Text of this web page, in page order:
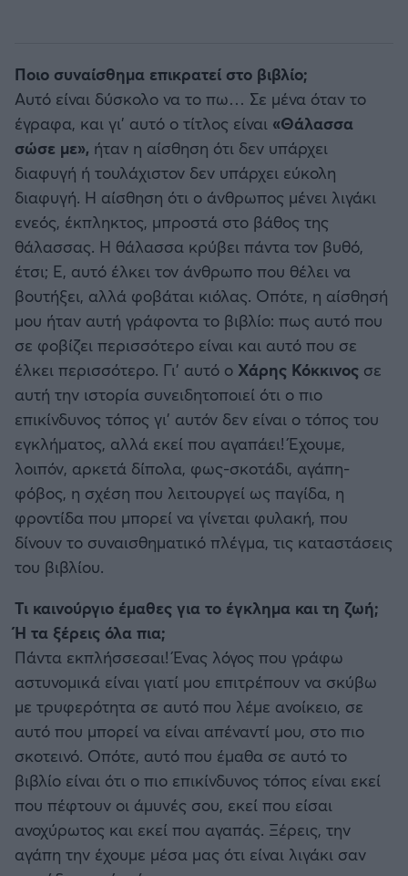
Ποιο συναίσθημα επικρατεί στο βιβλίο;
Αυτό είναι δύσκολο να το πω… Σε μένα όταν το
έγραφα, και γι’ αυτό ο τίτλος είναι «Θάλασσα
σώσε με», ήταν η αίσθηση ότι δεν υπάρχει
διαφυγή ή τουλάχιστον δεν υπάρχει εύκολη
διαφυγή. Η αίσθηση ότι ο άνθρωπος μένει λιγάκι
ενεός, έκπληκτος, μπροστά στο βάθος της
θάλασσας. Η θάλασσα κρύβει πάντα τον βυθό,
έτσι; Ε, αυτό έλκει τον άνθρωπο που θέλει να
βουτήξει, αλλά φοβάται κιόλας. Οπότε, η αίσθησή
μου ήταν αυτή γράφοντα το βιβλίο: πως αυτό που
σε φοβίζει περισσότερο είναι και αυτό που σε
έλκει περισσότερο. Γι’ αυτό ο Χάρης Κόκκινος σε
αυτή την ιστορία συνειδητοποιεί ότι ο πιο
επικίνδυνος τόπος γι’ αυτόν δεν είναι ο τόπος του
εγκλήματος, αλλά εκεί που αγαπάει! Έχουμε,
λοιπόν, αρκετά δίπολα, φως-σκοτάδι, αγάπη-
φόβος, η σχέση που λειτουργεί ως παγίδα, η
φροντίδα που μπορεί να γίνεται φυλακή, που
δίνουν το συναισθηματικό πλέγμα, τις καταστάσεις
του βιβλίου.
Τι καινούργιο έμαθες για το έγκλημα και τη ζωή;
Ή τα ξέρεις όλα πια;
Πάντα εκπλήσσεσαι! Ένας λόγος που γράφω
αστυνομικά είναι γιατί μου επιτρέπουν να σκύβω
με τρυφερότητα σε αυτό που λέμε ανοίκειο, σε
αυτό που μπορεί να είναι απέναντί μου, στο πιο
σκοτεινό. Οπότε, αυτό που έμαθα σε αυτό το
βιβλίο είναι ότι ο πιο επικίνδυνος τόπος είναι εκεί
που πέφτουν οι άμυνές σου, εκεί που είσαι
ανοχύρωτος και εκεί που αγαπάς. Ξέρεις, την
αγάπη την έχουμε μέσα μας ότι είναι λιγάκι σαν